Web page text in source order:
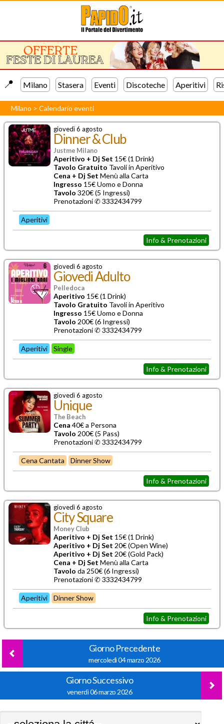
📍️ Milano Stasera Eventi Discoteche Aperitivi
Milano >Calendario eventi
giovedì 6 agosto
Dinner & Club
Justme Milano
Aperitivo + Dj Set 15€ (1 Drink)
Tavolo Gratuito Tavoli in Aperitivo
Cena + Dj Set Menù alla Carta
Ingresso 15€ Uomo e Donna
Tavolo 320€ (5 Ingressi)
Prenotazioni ✆3332434799
Aperitivi
Info & Prenotazioni
giovedì 6 agosto
Giovedi Adulto
Pelledoca
Aperitivo 15€ (1 Drink)
Tavolo Gratuito Tavoli in Aperitivo
Ingresso 15€ Uomo e Donna
Tavolo 200€ (6 Ingressi)
Prenotazioni ✆ 3332434799
Aperitivi Single
Info & Prenotazioni
giovedì 6 agosto
Unique
The Beach
Cena 40€ a Persona
Tavolo 200€ (5 Pass)
Prenotazioni ✆ 3332434799
Cena Cantata Dinner Show
Info & Prenotazioni
giovedì 6 agosto
City Square
Money Club
Aperitivo + Dj Set 15€ (1 Drink)
Aperitivo + Dj Set 20€ (Open Wine)
Aperitivo + Dj Set 20€ (Gold Pack)
Cena + Dj Set Menù alla Carta
Tavolo da 250€ (6 Ingressi)
Prenotazioni ✆ 3332434799
Aperitivi Dinner Show
Info & Prenotazioni
Giorno Precedente
mercoledì 04 marzo 2026
Giorno Successivo
venerdì 06 marzo 2026